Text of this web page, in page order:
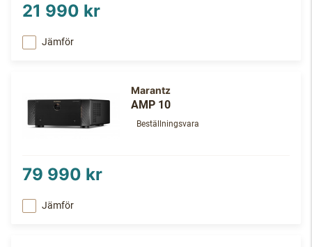
21 990 kr
Jämför
Marantz
AMP 10
Beställningsvara
79 990 kr
Jämför